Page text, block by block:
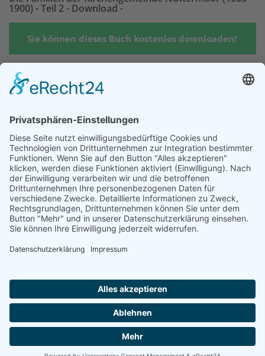
1900) - Teil 2 - Download -
Sie können dieses Buch kostenlos downloaden!
Die Familien der Kirchengemeinde Nüttermoor (1663 - 1900)
Wilhelm Lange, 1991 (in 2 Bänden)
ISBN 3-925365-63-X
463 Seiten
PDF herunterladen